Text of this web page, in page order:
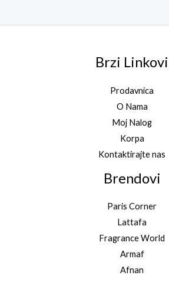
Brzi Linkovi
Prodavnica
O Nama
Moj Nalog
Korpa
Kontaktirajte nas
Brendovi
Paris Corner
Lattafa
Fragrance World
Armaf
Afnan